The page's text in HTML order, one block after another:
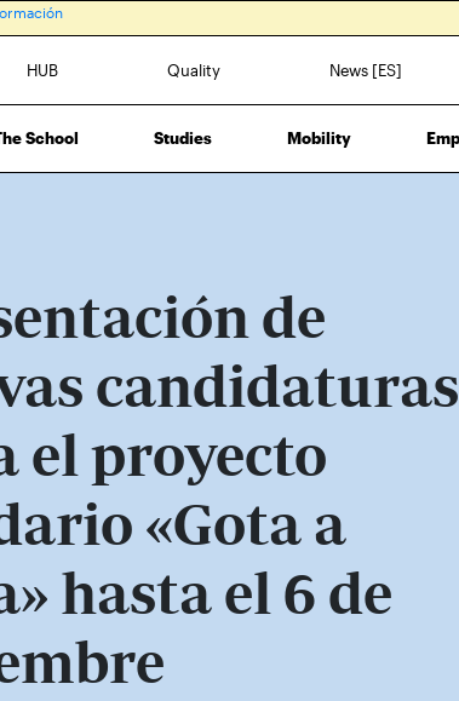
HUB Quality News [ES]
School Studies Mobility
de
candidaturas
el proyecto
«Gota a
hasta el 6 de